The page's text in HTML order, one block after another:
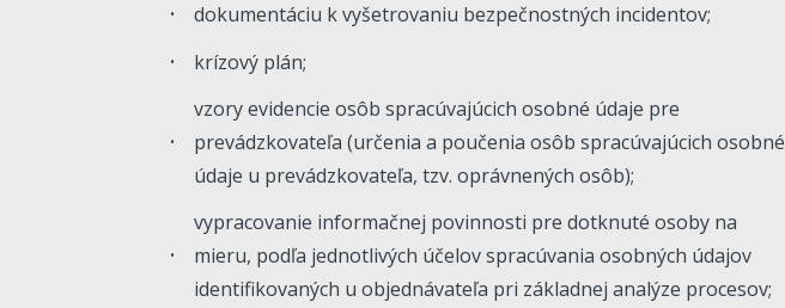
dokumentáciu k vyšetrovaniu bezpečnostných incidentov;
krízový plán;
vzory evidencie osôb spracúvajúcich osobné údaje pre
prevádzkovateľa (určenia a poučenia osôb spracúvajúcich osobné
údaje u prevádzkovateľa, tzv. oprávnených osôb);
vypracovanie informačnej povinnosti pre dotknuté osoby na
mieru, podľa jednotlivých účelov spracúvania osobných údajov
identifikovaných u objednávateľa pri základnej analýze procesov;